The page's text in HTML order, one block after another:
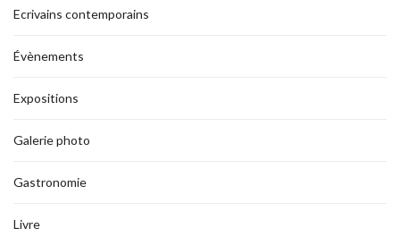
Ecrivains contemporains
Évènements
Expositions
Galerie photo
Gastronomie
Livre